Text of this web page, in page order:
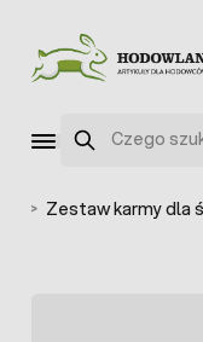
Szukaj
> Zestaw karmy dla